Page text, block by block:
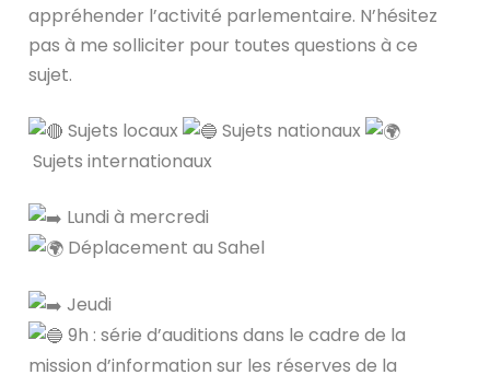
appréhender l’activité parlementaire. N’hésitez
pas à me solliciter pour toutes questions à ce
sujet.
Sujets locaux
Sujets nationaux
Sujets internationaux
Lundi à mercredi
Déplacement au Sahel
Jeudi
9h : série d’auditions dans le cadre de la
mission d’information sur les réserves de la